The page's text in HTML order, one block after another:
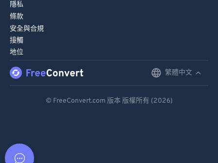
隱私
條款
安全與合規
接觸
地位
繁體中文
© FreeConvert.com 版本 版權所有 (2026)